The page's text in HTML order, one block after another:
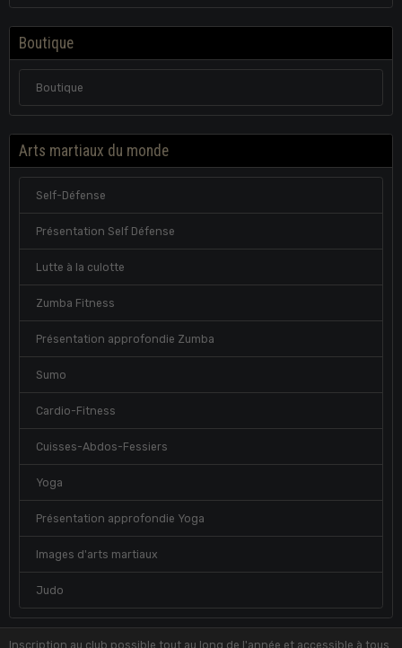
Boutique
Boutique
Arts martiaux du monde
Self-Défense
Présentation Self Défense
Lutte à la culotte
Zumba Fitness
Présentation approfondie Zumba
Sumo
Cardio-Fitness
Cuisses-Abdos-Fessiers
Yoga
Présentation approfondie Yoga
Images d'arts martiaux
Judo
Inscription au club possible tout au long de l'année et accessible à tous